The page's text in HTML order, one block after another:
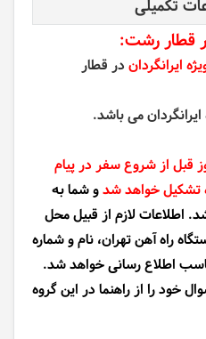
تکمیلی
قطار رشت:
ایرانگردان در قطار
می باشد.
قبل از شروع سفر در پیام
تشکیل خواهد شدو شما به
اطلاعات لازم از قبیل محل
راه آهن تهران، نام و شماره
اطلاع رسانی خواهد شد.
خود را از راهنما در این گروه